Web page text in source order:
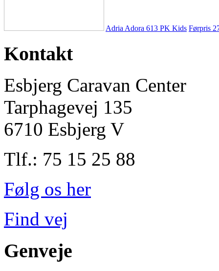
Adria Adora 613 PK Kids Førpris
Kontakt
Esbjerg Caravan Center
Tarphagevej 135
6710 Esbjerg V
Tlf.: 75 15 25 88
Følg os her
Find vej
Genveje